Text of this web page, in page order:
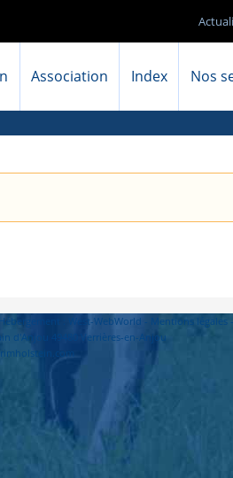
Association Index Nos
: West-WebWorld - Mentions légales-
d'Anjou 49480 Verrières-en-Anjou